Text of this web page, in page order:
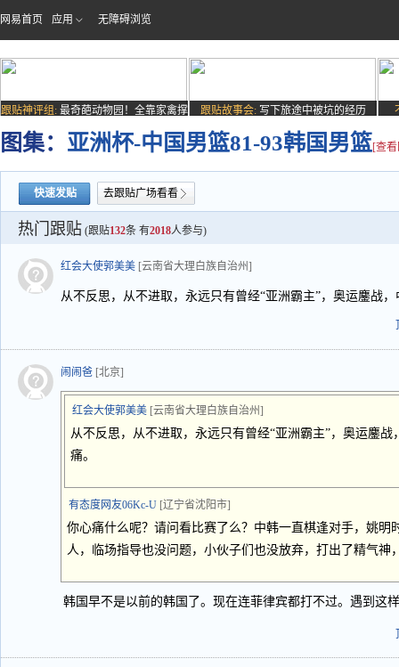
网易首页 应用 无障碍浏览
跟贴神评组: 最奇葩动物园！全靠家禽撑
场子
跟贴故事会: 写下旅途中被坑的经历
图集： 亚洲杯-中国男篮81-93韩国男篮[查
快速发贴 去跟贴广场看看
热门跟贴 (跟贴132条 有2018人参与)
红会大使郭美美 [云南省大理白族自治州]
从不反思，从不进取，永远只有曾经“亚洲霸主”，奥运鏖战
闹闹爸 [北京]
红会大使郭美美 [云南省大理白族自治州]
从不反思，从不进取，永远只有曾经“亚洲霸主”，奥运鏖
痛。
有态度网友06Kc-U [辽宁省沈阳市]
你心痛什么呢？请问看比赛了么？中韩一直棋逢对手，姚明
人，临场指导也没问题，小伙子们也没放弃，打出了精气神
韩国早不是以前的韩国了。现在连菲律宾都打不过。遇到这